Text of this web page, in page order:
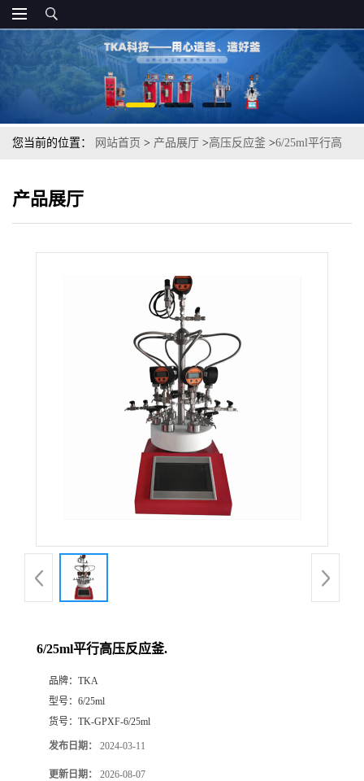
您当前的位置： 网站首页 > 产品展厅 >高压反应釜 >6/25ml平行高
产品展厅
6/25ml平行高压反应釜.
品牌： TKA
型号： 6/25ml
货号： TK-GPXF-6/25ml
发布日期： 2024-03-11
更新日期： 2026-08-07